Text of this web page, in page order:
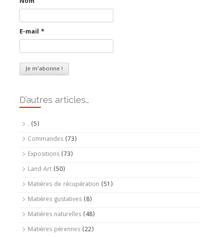
E-mail *
D’autres articles…
. (5)
Commandes (73)
Expositions (73)
Land Art (50)
Matières de récupération (51)
Matières gustatives (8)
Matières naturelles (48)
Matières pérennes (22)